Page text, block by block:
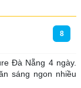
8
Đà Nẵng 4 ngày.
sáng ngon nhiều